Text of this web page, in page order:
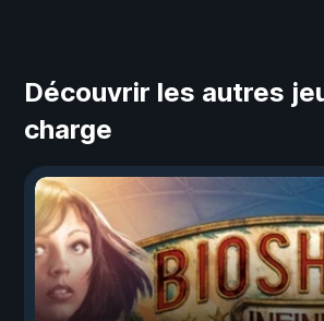
Découvrir les autres
charge